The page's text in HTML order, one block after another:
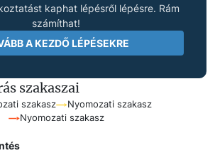
kaphat lépésről lépésre. Rám
számíthat!
A KEZDŐ LÉPÉSEKRE
szakaszai
szakasz
Nyomozati szakasz
Nyomozati szakasz